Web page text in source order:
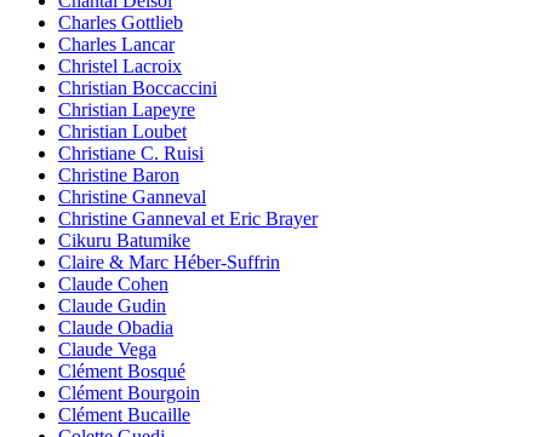
Charles Gottlieb
Charles Lancar
Christel Lacroix
Christian Boccaccini
Christian Lapeyre
Christian Loubet
Christiane C. Ruisi
Christine Baron
Christine Ganneval
Christine Ganneval et Eric Brayer
Cikuru Batumike
Claire & Marc Héber-Suffrin
Claude Cohen
Claude Gudin
Claude Obadia
Claude Vega
Clément Bosqué
Clément Bourgoin
Clément Bucaille